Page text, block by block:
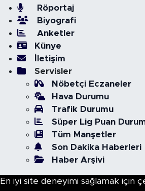
Röportaj
Biyografi
Anketler
Künye
İletişim
Servisler
Nöbetçi Eczaneler
Hava Durumu
Trafik Durumu
Süper Lig Puan
Tüm Manşetler
Son Dakika Haberleri
Haber Arşivi
En iyi site deneyimi sağlamak için